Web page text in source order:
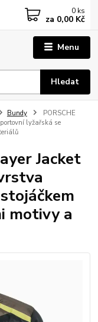
Menu
Hledat
0 ks
za 0,00 Kč
Bundy
PORSCHE
lyžařská se
Jacket
motivy a